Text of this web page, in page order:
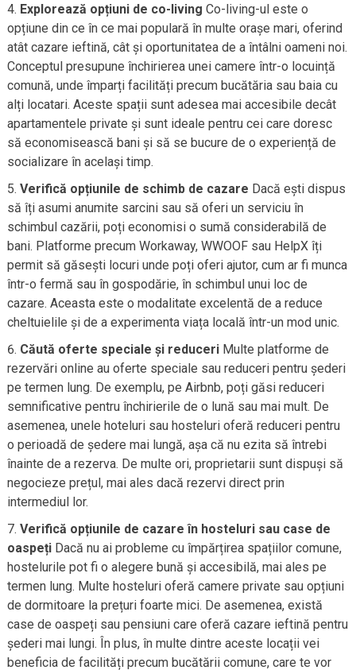
Explorează opțiuni de co-living Co-living-ul este o
opțiune din ce în ce mai populară în multe orașe mari, oferind
atât cazare ieftină, cât și oportunitatea de a întâlni oameni noi.
Conceptul presupune închirierea unei camere într-o locuință
comună, unde împarți facilități precum bucătăria sau baia cu
alți locatari. Aceste spații sunt adesea mai accesibile decât
apartamentele private și sunt ideale pentru cei care doresc
să economisească bani și să se bucure de o experiență de
socializare în același timp.
Verifică opțiunile de schimb de cazare Dacă ești dispus
să îți asumi anumite sarcini sau să oferi un serviciu în
schimbul cazării, poți economisi o sumă considerabilă de
bani. Platforme precum Workaway, WWOOF sau HelpX îți
permit să găsești locuri unde poți oferi ajutor, cum ar fi munca
într-o fermă sau în gospodărie, în schimbul unui loc de
cazare. Aceasta este o modalitate excelentă de a reduce
cheltuielile și de a experimenta viața locală într-un mod unic.
Căută oferte speciale și reduceriMulte platforme de
rezervări online au oferte speciale sau reduceri pentru șederi
pe termen lung. De exemplu, pe Airbnb, poți găsi reduceri
semnificative pentru închirierile de o lună sau mai mult. De
asemenea, unele hoteluri sau hosteluri oferă reduceri pentru
o perioadă de ședere mai lungă, așa că nu ezita să întrebi
înainte de a rezerva. De multe ori, proprietarii sunt dispuși să
negocieze prețul, mai ales dacă rezervi direct prin
intermediul lor.
Verifică opțiunile de cazare în hosteluri sau case de
oaspețiDacă nu ai probleme cu împărțirea spațiilor comune,
hostelurile pot fi o alegere bună și accesibilă, mai ales pe
termen lung. Multe hosteluri oferă camere private sau opțiuni
de dormitoare la prețuri foarte mici. De asemenea, există
case de oaspeți sau pensiuni care oferă cazare ieftină pentru
șederi mai lungi. În plus, în multe dintre aceste locații vei
beneficia de facilități precum bucătării comune, care te vor